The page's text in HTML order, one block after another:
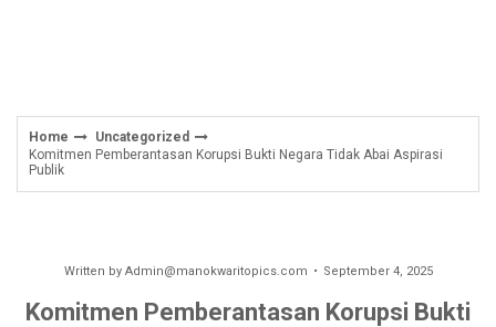
Home
Uncategorized
Komitmen Pemberantasan Korupsi Bukti Negara Tidak Abai Aspirasi
Publik
Written by Admin@manokwaritopics.com September 4, 2025
Komitmen Pemberantasan Korupsi Bukti